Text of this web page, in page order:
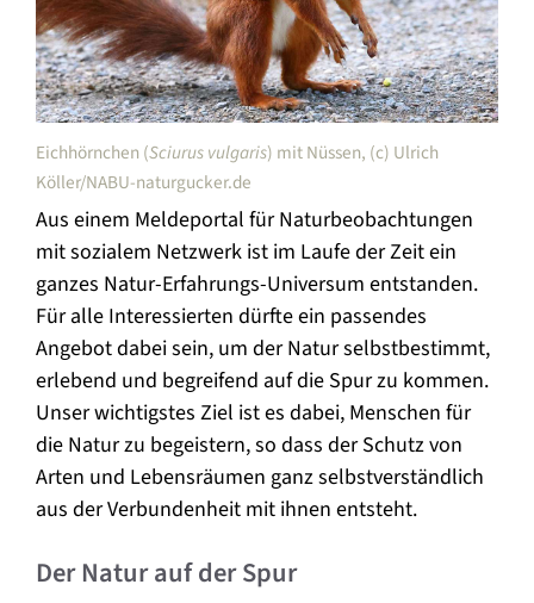
Eichhörnchen (Sciurus vulgaris) mit Nüssen, (c) Ulrich
Köller/NABU-naturgucker.de
Aus einem Meldeportal für Naturbeobachtungen
mit sozialem Netzwerk ist im Laufe der Zeit ein
ganzes Natur-Erfahrungs-Universum entstanden.
Für alle Interessierten dürfte ein passendes
Angebot dabei sein, um der Natur selbstbestimmt,
erlebend und begreifend auf die Spur zu kommen.
Unser wichtigstes Ziel ist es dabei, Menschen für
die Natur zu begeistern, so dass der Schutz von
Arten und Lebensräumen ganz selbstverständlich
aus der Verbundenheit mit ihnen entsteht.
Der Natur auf der Spur